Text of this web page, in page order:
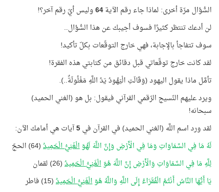
السُّؤال مرّة أخرى: لماذا جاء رقم الآية64وليس أيّ رقم آخر؟!
لن أدعك تنتظر كثيرًا فسوف أجيبك عن هذا السُّؤال..
سوف تتفاجأ بالإجابة، فهي خارج التوقّعات بكلّ تأكيد!
لقد كانت خارج توقّعاتي قبل دقائق من كتابتي هذه الفقرة!
تأمَّل ماذا يقول اليهود (وَقَالَتِ الْيَهُودُ يَدُ اللَّهِ مَغْلُولَةٌ..).
ويرد عليهم النّسيج الرّقمي القرآني فيقول: بل هو (الغني الحميد)
سبحانه!
لقد ورد اسم اللَّه (الغني الحميد) في القرآن في5آيات هي أمامك الآن:
لَهُ مَا فِي السَّمَاوَاتِ وَمَا فِي الْأَرْضِ وَإِنَّ اللَّهَ لَهُوَالْغَنِيُّ الْحَمِيدُ(64) الحجّ
لِلَّهِ مَا فِي السَّمَاوَاتِ وَالْأَرْضِ إِنَّ اللَّهَ هُوَالْغَنِيُّ الْحَمِيدُ(26) لقمان
يَا أَيُّهَا النَّاسُ أَنْتُمُ الْفُقَرَاءُ إِلَى اللَّهِ وَاللَّهُ هُوَالْغَنِيُّ الْحَمِيدُ(15) فاطر